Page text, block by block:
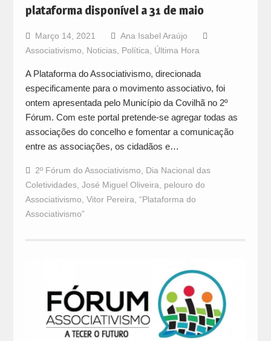
plataforma disponível a 31 de maio
Março 14, 2021
Ana Isabel Araújo
Associativismo
Noticias, Política Última Hora
A Plataforma do Associativismo, direcionada
especificamente para o movimento associativo, foi
ontem apresentada pelo Município da Covilhã no 2º
Fórum. Com este portal pretende-se agregar todas as
associações do concelho e fomentar a comunicação
entre as associações, os cidadãos e…
2º Fórum do Associativismo
Dia Nacional das
Coletividades, José Miguel Oliveira
pelouro do
Associativismo Vitor Pereira “Plataforma do
Associativismo”